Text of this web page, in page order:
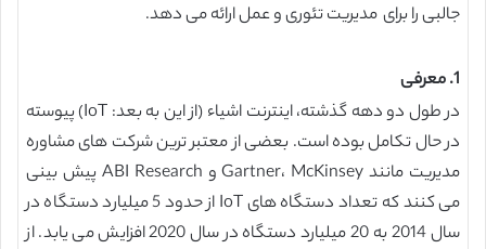
جالبی را برای مدیریت تئوری و عمل ارائه می دهد.
1. معرفی
در طول دو دهه گذشته، اینترنت اشیاء (از این به بعد: IoT) پیوسته
در حال تکامل بوده است. بعضی از معتبر ترین شرکت های مشاوره
مدیریت مانند Gartner، McKinsey و ABI Research پیش بینی
می کنند که تعداد دستگاه های IoT از حدود 5 میلیارد دستگاه در
سال 2014 به 20 میلیارد دستگاه در سال 2020 افزایش می یابد. از